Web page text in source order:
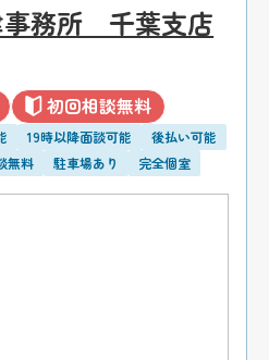
事務所 千葉支店
初回相談無料
19時以降面談可能
後払い可能
無料 駐車場あり 完全個室